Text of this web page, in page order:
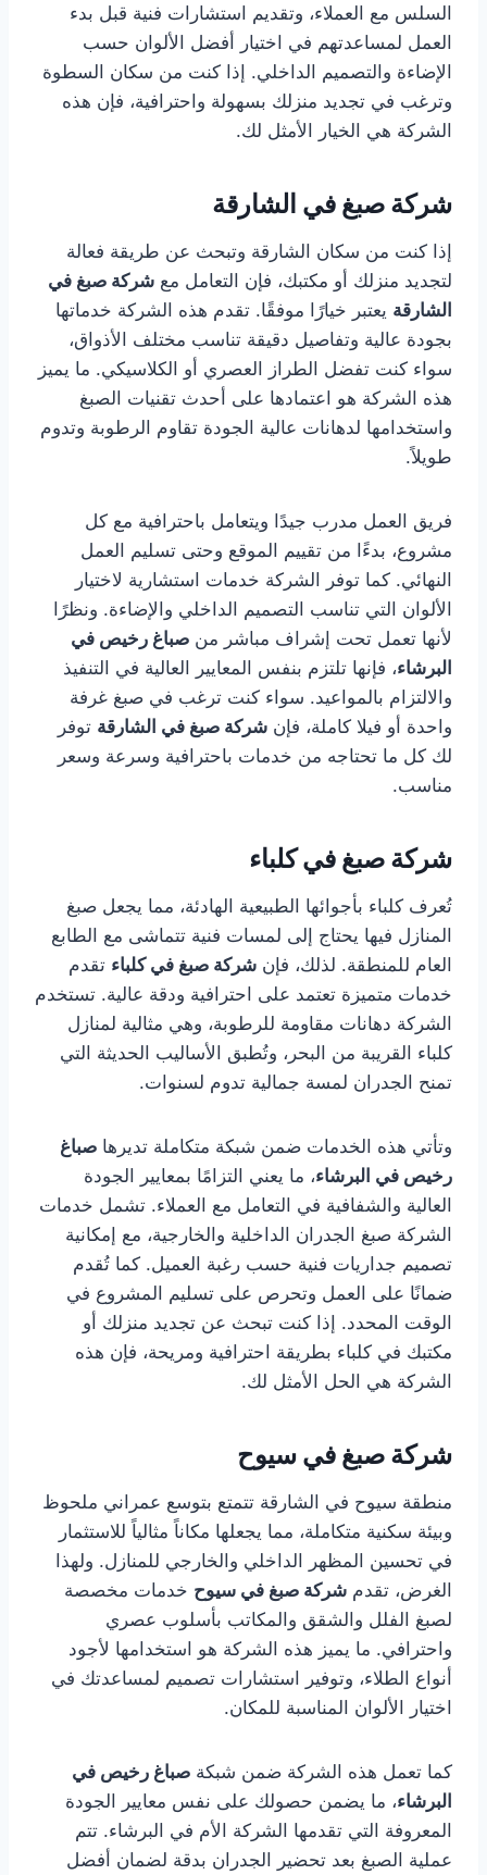
السلس مع العملاء، وتقديم استشارات فنية قبل بدء
العمل لمساعدتهم في اختيار أفضل الألوان حسب
الإضاءة والتصميم الداخلي. إذا كنت من سكان السطوة
وترغب في تجديد منزلك بسهولة واحترافية، فإن هذه
الشركة هي الخيار الأمثل لك.
شركة صبغ في الشارقة
إذا كنت من سكان الشارقة وتبحث عن طريقة فعالة
لتجديد منزلك أو مكتبك، فإن التعامل مع شركة صبغ في
الشارقة يعتبر خيارًا موفقًا. تقدم هذه الشركة خدماتها
بجودة عالية وتفاصيل دقيقة تناسب مختلف الأذواق،
سواء كنت تفضل الطراز العصري أو الكلاسيكي. ما يميز
هذه الشركة هو اعتمادها على أحدث تقنيات الصبغ
واستخدامها لدهانات عالية الجودة تقاوم الرطوبة وتدوم
طويلاً.
فريق العمل مدرب جيدًا ويتعامل باحترافية مع كل
مشروع، بدءًا من تقييم الموقع وحتى تسليم العمل
النهائي. كما توفر الشركة خدمات استشارية لاختيار
الألوان التي تناسب التصميم الداخلي والإضاءة. ونظرًا
لأنها تعمل تحت إشراف مباشر من صباغ رخيص في
البرشاء، فإنها تلتزم بنفس المعايير العالية في التنفيذ
والالتزام بالمواعيد. سواء كنت ترغب في صبغ غرفة
واحدة أو فيلا كاملة، فإن شركة صبغ في الشارقة توفر
لك كل ما تحتاجه من خدمات باحترافية وسرعة وسعر
مناسب.
شركة صبغ في كلباء
تُعرف كلباء بأجوائها الطبيعية الهادئة، مما يجعل صبغ
المنازل فيها يحتاج إلى لمسات فنية تتماشى مع الطابع
العام للمنطقة. لذلك، فإن شركة صبغ في كلباء تقدم
خدمات متميزة تعتمد على احترافية ودقة عالية. تستخدم
الشركة دهانات مقاومة للرطوبة، وهي مثالية لمنازل
كلباء القريبة من البحر، وتُطبق الأساليب الحديثة التي
تمنح الجدران لمسة جمالية تدوم لسنوات.
وتأتي هذه الخدمات ضمن شبكة متكاملة تديرها صباغ
رخيص في البرشاء، ما يعني التزامًا بمعايير الجودة
العالية والشفافية في التعامل مع العملاء. تشمل خدمات
الشركة صبغ الجدران الداخلية والخارجية، مع إمكانية
تصميم جداريات فنية حسب رغبة العميل. كما تُقدم
ضمانًا على العمل وتحرص على تسليم المشروع في
الوقت المحدد. إذا كنت تبحث عن تجديد منزلك أو
مكتبك في كلباء بطريقة احترافية ومريحة، فإن هذه
الشركة هي الحل الأمثل لك.
شركة صبغ في سيوح
منطقة سيوح في الشارقة تتمتع بتوسع عمراني ملحوظ
وبيئة سكنية متكاملة، مما يجعلها مكاناً مثالياً للاستثمار
في تحسين المظهر الداخلي والخارجي للمنازل. ولهذا
الغرض، تقدم شركة صبغ في سيوح خدمات مخصصة
لصبغ الفلل والشقق والمكاتب بأسلوب عصري
واحترافي. ما يميز هذه الشركة هو استخدامها لأجود
أنواع الطلاء، وتوفير استشارات تصميم لمساعدتك في
اختيار الألوان المناسبة للمكان.
كما تعمل هذه الشركة ضمن شبكة صباغ رخيص في
البرشاء، ما يضمن حصولك على نفس معايير الجودة
المعروفة التي تقدمها الشركة الأم في البرشاء. تتم
عملية الصبغ بعد تحضير الجدران بدقة لضمان أفضل